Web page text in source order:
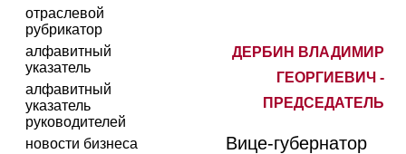
отраслевой
рубрикатор
алфавитный
указатель
алфавитный
указатель
руководителей
новости бизнеса
ДЕРБИН ВЛАДИМИР
ГЕОРГИЕВИЧ -
ПРЕДСЕДАТЕЛЬ
Вице-губернатор